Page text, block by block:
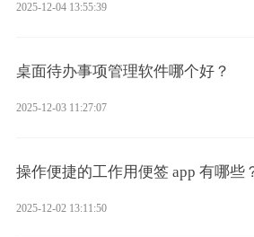
2025-12-04 13:55:39
桌面待办事项管理软件哪个好？
2025-12-03 11:27:07
操作便捷的工作用便签 app 有哪些
2025-12-02 13:11:50